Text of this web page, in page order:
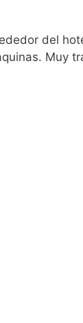
del
Muy